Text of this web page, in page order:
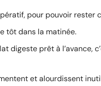
pour pouvoir rester
tôt dans la matinée.
digeste prêt à l’avance,
et alourdissent